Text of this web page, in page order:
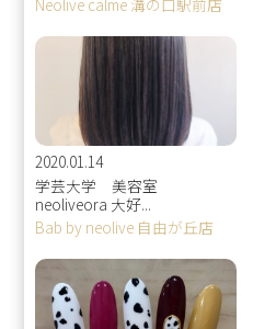
Neolive calme 溝の口駅前店
2020.01.14
学芸大学 美容室
neoliveora 大好...
Bab by neolive 自由が丘店